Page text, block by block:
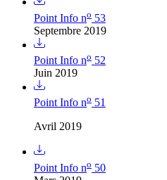
Point Info no 53
Septembre 2019
Point Info no 52
Juin 2019
Point Info no 51
Avril 2019
Point Info no 50